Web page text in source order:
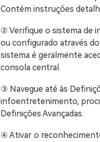
Contém instruções
② Verifique o sistema de
ou configurado através
sistema é geralmente
consola central.
③ Navegue até às
infoentretenimento,
Definições Avançadas.
④ Ativar o